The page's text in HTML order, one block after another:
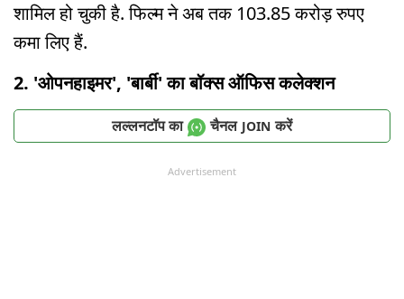
शामिल हो चुकी है. फिल्म ने अब तक 103.85 करोड़ रुपए
कमा लिए हैं.
2. 'ओपनहाइमर', 'बार्बी' का बॉक्स ऑफिस कलेक्शन
लल्लनटॉप का चैनल JOIN करें
Advertisement